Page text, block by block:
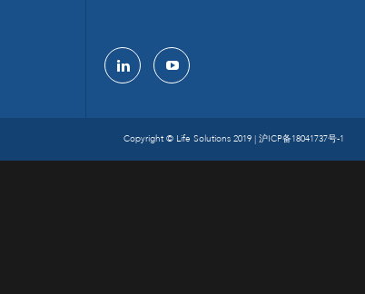
Copyright © Life Solutions 2019 | 沪ICP备18041737号-1